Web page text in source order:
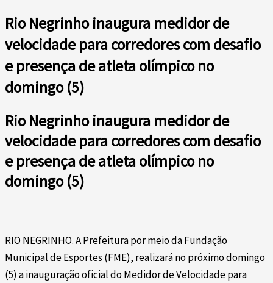
Rio Negrinho inaugura medidor de
velocidade para corredores com desafio
e presença de atleta olímpico no
domingo (5)
Rio Negrinho inaugura medidor de
velocidade para corredores com desafio
e presença de atleta olímpico no
domingo (5)
RIO NEGRINHO. A Prefeitura por meio da Fundação
Municipal de Esportes (FME), realizará no próximo domingo
(5) a inauguração oficial do Medidor de Velocidade para